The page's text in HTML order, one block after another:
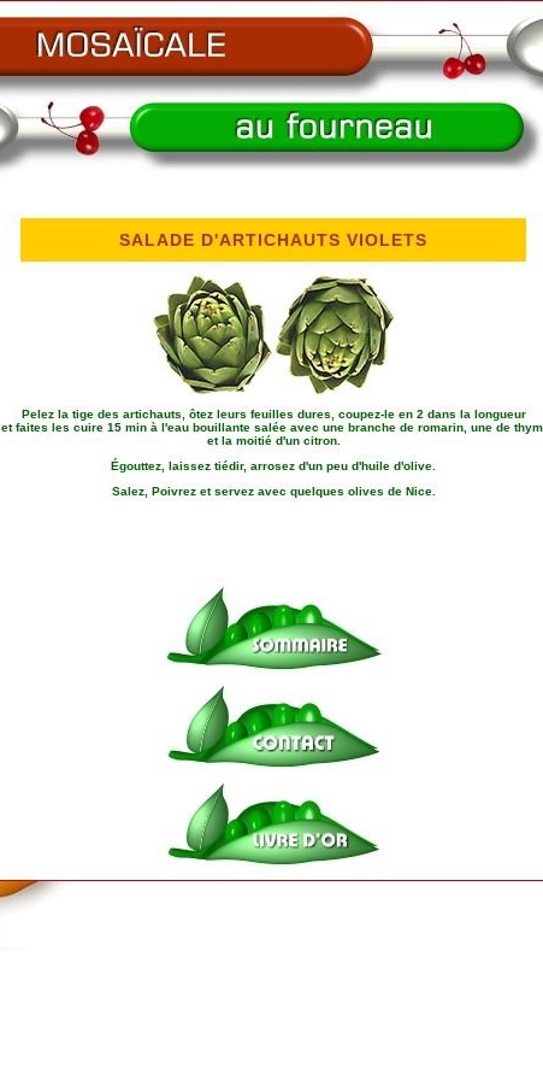
SALADE D'ARTICHAUTS VIOLETS
Pelez la tige des artichauts, ôtez leurs feuilles dures, coupez-le en 2 dans la longueur
et faites les cuire 15 min à l'eau bouillante salée avec une branche de romarin, une de
et la moitié d'un citron.
Égouttez, laissez tiédir, arrosez d'un peu d'huile d'olive.
Salez, Poivrez et servez avec quelques olives de Nice.